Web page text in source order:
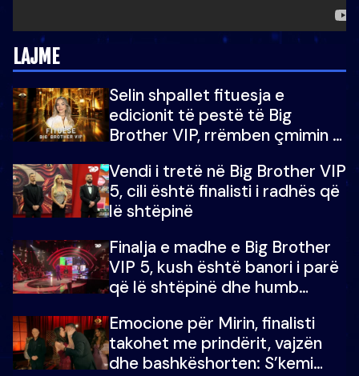
LAJME
Selin shpallet fituesja e
edicionit të pestë të Big
Brother VIP, rrëmben çmimin e
Vendi i tretë në Big Brother VIP
5, cili është finalisti i radhës që
lë shtëpinë
Finalja e madhe e Big Brother
VIP 5, kush është banori i parë
që lë shtëpinë dhe humb
çmimin e madh
Emocione për Mirin, finalisti
takohet me prindërit, vajzën
dhe bashkëshorten: S’kemi